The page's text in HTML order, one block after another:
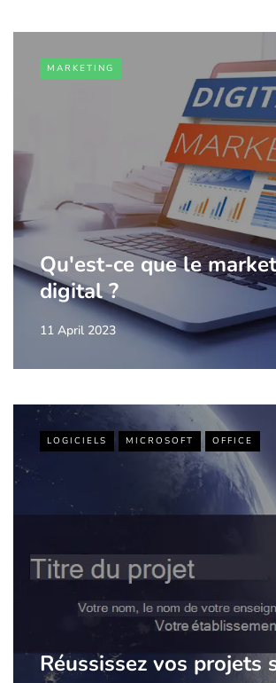
MARKETING
Qu'est-ce que le
digital ?
11 April 2023
LOGICIELS MICROSOFT OFFICE
Réussissez vos projets